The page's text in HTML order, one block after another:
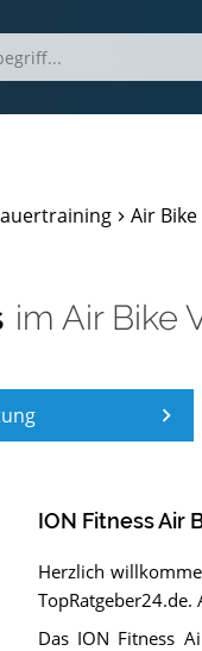
Air
im Air Bike
ION Fitness Air
Herzlich
TopRatgeber24.de.
Das ION Fitness